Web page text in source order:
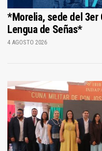
*Morelia, sede del 3er
Lengua de Señas*
4 AGOSTO 2026